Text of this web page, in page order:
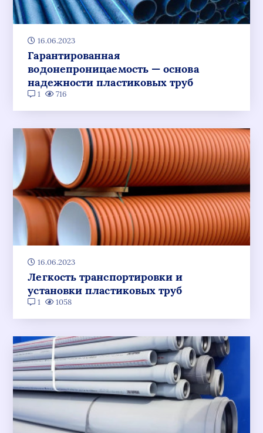
16.06.2023
Гарантированная
водонепроницаемость — основа
надежности пластиковых труб
1 716
16.06.2023
Легкость транспортировки и
установки пластиковых труб
1 1058